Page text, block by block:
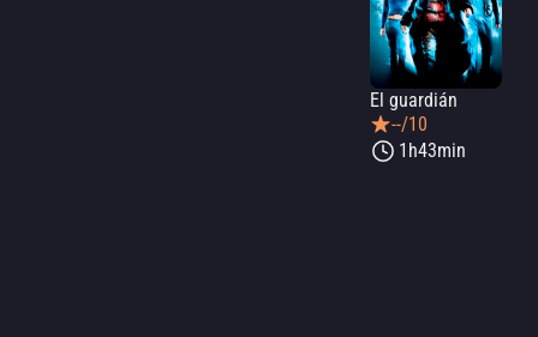
El guardián
--/10
1h43min